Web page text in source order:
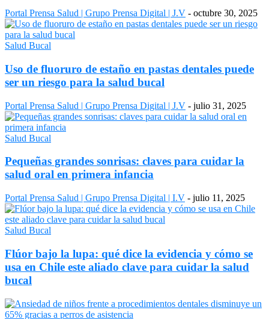
Portal Prensa Salud | Grupo Prensa Digital | J.V - octubre 30, 2025
Salud Bucal
Uso de fluoruro de estaño en pastas dentales puede
ser un riesgo para la salud bucal
Portal Prensa Salud | Grupo Prensa Digital | J.V - julio 31, 2025
Salud Bucal
Pequeñas grandes sonrisas: claves para cuidar la
salud oral en primera infancia
Portal Prensa Salud | Grupo Prensa Digital | I.V - julio 11, 2025
Salud Bucal
Flúor bajo la lupa: qué dice la evidencia y cómo se
usa en Chile este aliado clave para cuidar la salud
bucal